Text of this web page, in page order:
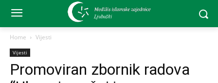
Home Vijesti
Vijesti
Promoviran zbornik radova